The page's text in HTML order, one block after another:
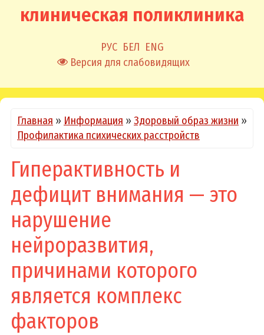
клиническая поликлиника
РУС БЕЛ ENG
Версия для слабовидящих
Главная » Информация » Здоровый образ жизни »
Профилактика психических расстройств
Гиперактивность и
дефицит внимания — это
нарушение
нейроразвития,
причинами которого
является комплекс
факторов